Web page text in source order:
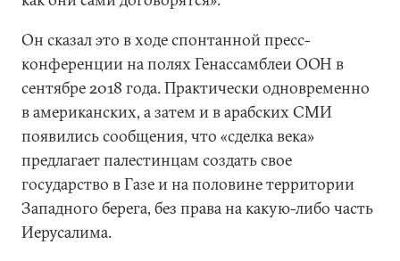
Он сказал это в ходе спонтанной пресс-
конференции на полях Генассамблеи ООН в
сентябре 2018 года. Практически одновременно
в американских, а затем и в арабских СМИ
появились сообщения, что «сделка века»
предлагает палестинцам создать свое
государство в Газе и на половине территории
Западного берега, без права на какую-либо часть
Иерусалима.